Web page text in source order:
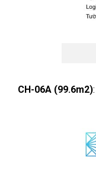
CH-06A (99.6m2)